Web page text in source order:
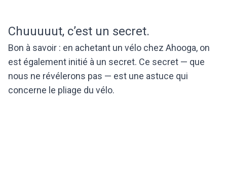
Chuuuuut, c’est un secret.
Bon à savoir : en achetant un vélo chez Ahooga, on
est également initié à un secret. Ce secret — que
nous ne révélerons pas — est une astuce qui
concerne le pliage du vélo.